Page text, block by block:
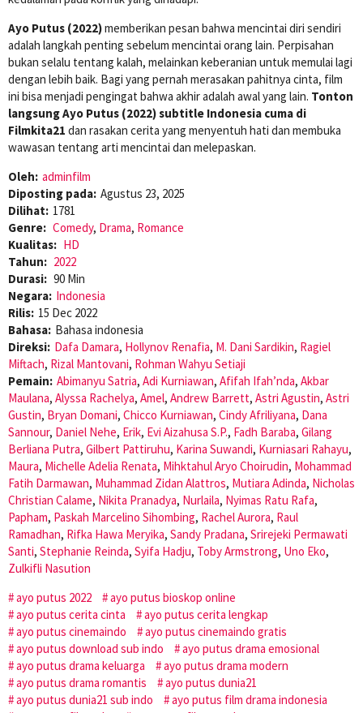
Ayo Putus (2022)memberikan pesan bahwa mencintai diri sendiri
adalah langkah penting sebelum mencintai orang lain. Perpisahan
bukan selalu tentang kalah, melainkan keberanian untuk memulai lagi
dengan lebih baik. Bagi yang pernah merasakan pahitnya cinta, film
ini bisa menjadi pengingat bahwa akhir adalah awal yang lain. Tonton
langsung Ayo Putus (2022) subtitle Indonesia cuma di
Filmkita21 dan rasakan cerita yang menyentuh hati dan membuka
wawasan tentang arti mencintai dan melepaskan.
Oleh: adminfilm
Diposting pada: Agustus 23, 2025
Dilihat: 1781
Genre: Comedy, Drama, Romance
Kualitas: HD
Tahun: 2022
Durasi: 90 Min
Negara: Indonesia
Rilis: 15 Dec 2022
Bahasa: Bahasa indonesia
Direksi: Dafa Damara, Hollynov Renafia, M. Dani Sardikin, Ragiel
Miftach, Rizal Mantovani, Rohman Wahyu Setiaji
Pemain: Abimanyu Satria, Adi Kurniawan, Afifah Ifah’nda, Akbar
Maulana, Alyssa Rachelya, Amel, Andrew Barrett, Astri Agustin, Astri
Gustin, Bryan Domani, Chicco Kurniawan, Cindy Afriliyana, Dana
Sannour, Daniel Nehe, Erik, Evi Aizahusa S.P., Fadh Baraba, Gilang
Berliana Putra, Gilbert Pattiruhu, Karina Suwandi, Kurniasari Rahayu,
Maura, Michelle Adelia Renata, Mihktahul Aryo Choirudin, Mohammad
Fatih Darmawan, Muhammad Zidan Alattros, Mutiara Adinda, Nicholas
Christian Calame, Nikita Pranadya, Nurlaila, Nyimas Ratu Rafa,
Papham, Paskah Marcelino Sihombing, Rachel Aurora, Raul
Ramadhan, Rifka Hawa Meryika, Sandy Pradana, Srirejeki Permawati
Santi, Stephanie Reinda, Syifa Hadju, Toby Armstrong, Uno Eko,
Zulkifli Nasution
ayo putus 2022
ayo putus bioskop online
ayo putus cerita cinta
ayo putus cerita lengkap
ayo putus cinemaindo
ayo putus cinemaindo gratis
ayo putus download sub indo
ayo putus drama emosional
ayo putus drama keluarga
ayo putus drama modern
ayo putus drama romantis
ayo putus dunia21
ayo putus dunia21 sub indo
ayo putus film drama indonesia